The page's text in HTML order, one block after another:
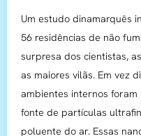
Um estudo dinamarquês
56 residências de não
surpresa dos cientistas,
as maiores vilãs. Em vez
ambientes internos
fonte de partículas
poluente do ar. Essas